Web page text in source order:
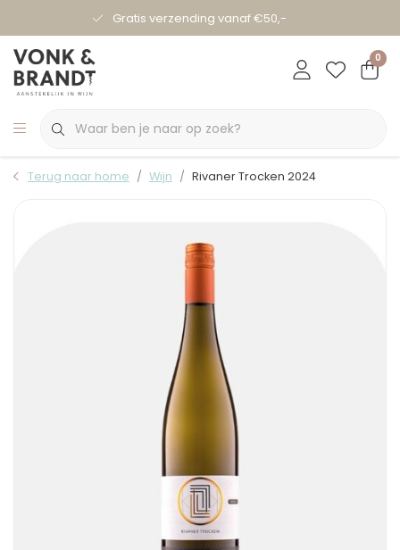
Gratis verzending vanaf €50,-
0
Terug naar home Wijn Rivaner Trocken 2024